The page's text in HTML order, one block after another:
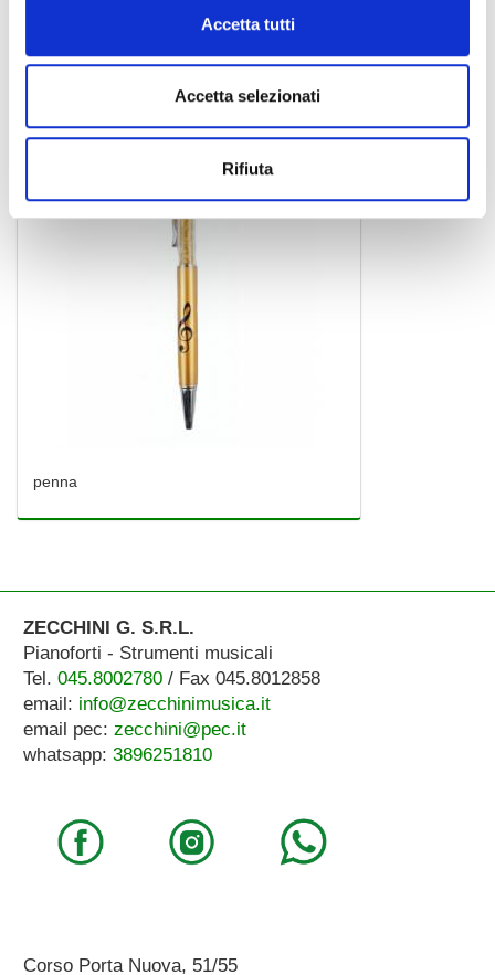
Accetta tutti
Accetta selezionati
Rifiuta
ARG
penna
ZECCHINI G. S.R.L.
Pianoforti - Strumenti musicali
Tel. 045.8002780/ Fax 045.8012858
email: info@zecchinimusica.it
email pec: zecchini@pec.it
whatsapp: 3896251810
Corso Porta Nuova, 51/55